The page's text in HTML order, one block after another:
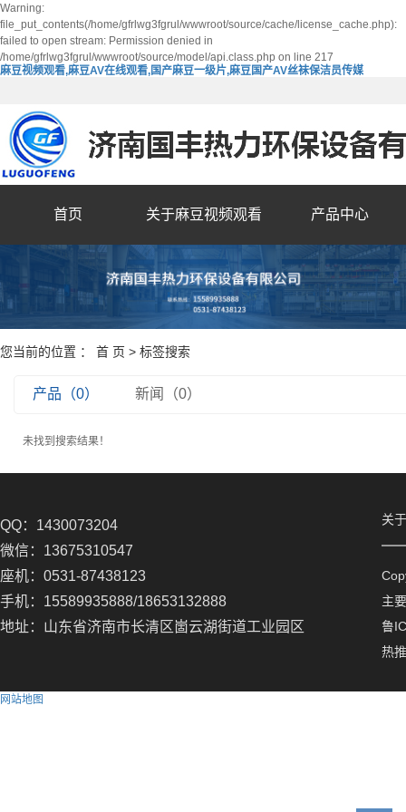
Warning:
file_put_contents(/home/gfrlwg3fgrul/wwwroot/source/cache/license_cache.php):
failed to open stream: Permission denied in
/home/gfrlwg3fgrul/wwwroot/source/model/api.class.php on line 217
麻豆视频观看,麻豆AV在线观看,国产麻豆一级片,麻豆国产AV丝袜保洁员传媒
首页 关于麻豆视频观看 产品中心
您当前的位置 ： 首 页 > 标签搜索
产品（0） 新闻（0）
未找到搜索结果！
QQ：1430073204
微信：13675310547
座机：0531-87438123
手机：15589935888/18653132888
地址：山东省济南市长清区崮云湖街道工业园区
关
主
鲁
热
网站地图